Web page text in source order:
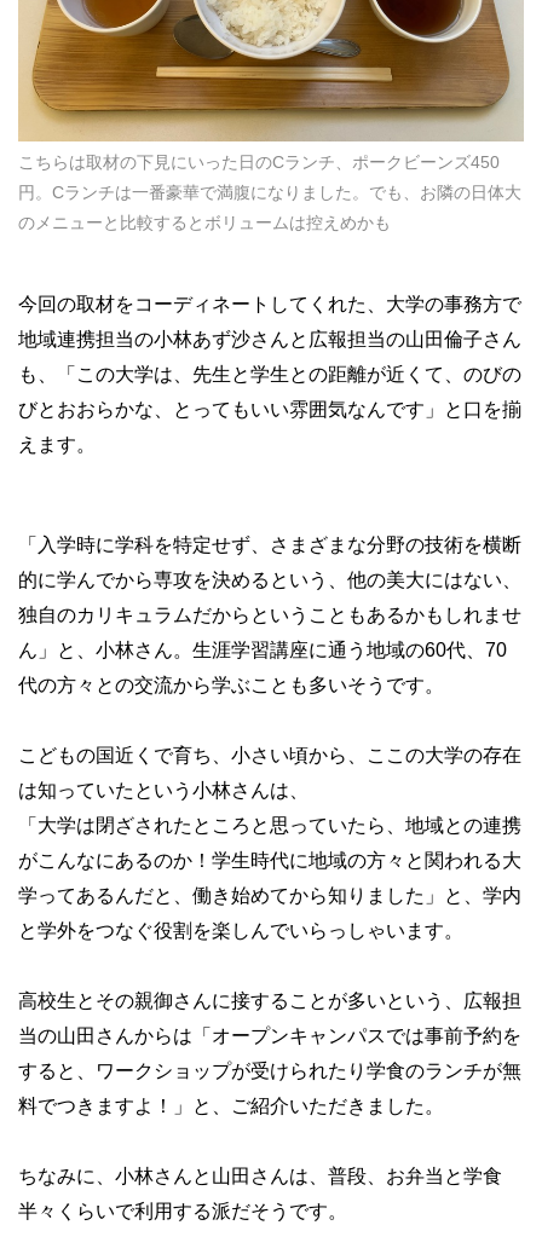
こちらは取材の下見にいった日のCランチ、ポークビーンズ450
円。Cランチは一番豪華で満腹になりました。でも、お隣の日体大
のメニューと比較するとボリュームは控えめかも
今回の取材をコーディネートしてくれた、大学の事務方で
地域連携担当の小林あず沙さんと広報担当の山田倫子さん
も、「この大学は、先生と学生との距離が近くて、のびの
びとおおらかな、とってもいい雰囲気なんです」と口を揃
えます。
「入学時に学科を特定せず、さまざまな分野の技術を横断
的に学んでから専攻を決めるという、他の美大にはない、
独自のカリキュラムだからということもあるかもしれませ
ん」と、小林さん。生涯学習講座に通う地域の60代、70
代の方々との交流から学ぶことも多いそうです。
こどもの国近くで育ち、小さい頃から、ここの大学の存在
は知っていたという小林さんは、
「大学は閉ざされたところと思っていたら、地域との連携
がこんなにあるのか！学生時代に地域の方々と関われる大
学ってあるんだと、働き始めてから知りました」と、学内
と学外をつなぐ役割を楽しんでいらっしゃいます。
高校生とその親御さんに接することが多いという、広報担
当の山田さんからは「オープンキャンパスでは事前予約を
すると、ワークショップが受けられたり学食のランチが無
料でつきますよ！」と、ご紹介いただきました。
ちなみに、小林さんと山田さんは、普段、お弁当と学食
半々くらいで利用する派だそうです。